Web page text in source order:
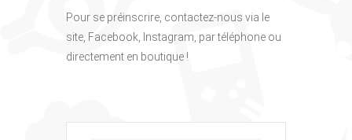
Pour se préinscrire, contactez-nous via le
site, Facebook, Instagram, par téléphone ou
directement en boutique !